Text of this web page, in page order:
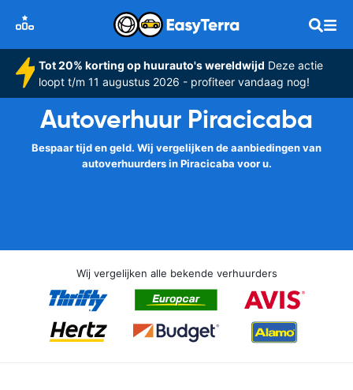
Tot 20% korting op huurauto's wereldwijd Deze actie
loopt t/m 11 augustus 2026 - profiteer vandaag nog!
Autoverhuur Piracicaba
Bespaar tijd en geld. Wij vergelijken de aanbiedingen van
autoverhuurders in Piracicaba voor u.
Wij vergelijken alle bekende verhuurders